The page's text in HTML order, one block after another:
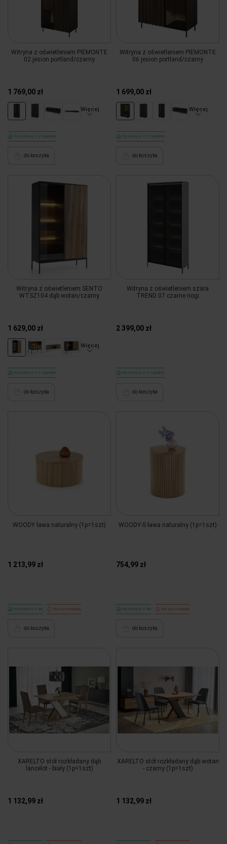
Witryna z oświetleniem PIEMONTE
02 jesion portland/czarny
1 769,00 zł
Więcej
Wysyłka w 2-3 tygodnie
do koszyka
Witryna z oświetleniem PIEMONTE
06 jesion portland/czarny
1 699,00 zł
Więcej
Wysyłka w 2-3 tygodnie
do koszyka
Witryna z oświetleniem SENTO
WTSZ104 dąb wotan/czarny
1 629,00 zł
Więcej
Wysyłka w 2-3 tygodnie
do koszyka
Witryna z oświetleniem szara
TREND 07 czarne nogi
2 399,00 zł
Wysyłka w 2-3 tygodnie
do koszyka
WOODY ława naturalny (1p=1szt)
1 213,99 zł
Wysyłka w 5 dni Na wyczerpaniu
do koszyka
WOODY-S ława naturalny (1p=1szt)
754,99 zł
Wysyłka w 5 dni Na wyczerpaniu
do koszyka
XARELTO stół rozkładany dąb
lancelot - biały (1p=1szt)
1 132,99 zł
XARELTO stół rozkładany dąb wotan
- czarny (1p=1szt)
1 132,99 zł